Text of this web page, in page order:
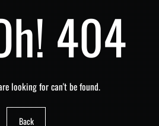
404
looking for can't be found.
Back